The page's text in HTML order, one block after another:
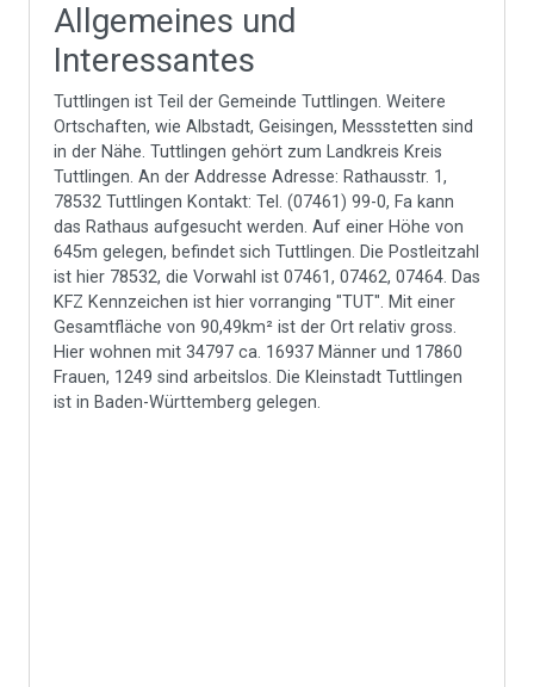
Allgemeines und
Interessantes
Tuttlingen ist Teil der Gemeinde Tuttlingen. Weitere
Ortschaften, wie Albstadt, Geisingen, Messstetten sind
in der Nähe. Tuttlingen gehört zum Landkreis Kreis
Tuttlingen. An der Addresse Adresse: Rathausstr. 1,
78532 Tuttlingen Kontakt: Tel. (07461) 99-0, Fa kann
das Rathaus aufgesucht werden. Auf einer Höhe von
645m gelegen, befindet sich Tuttlingen. Die Postleitzahl
ist hier 78532, die Vorwahl ist 07461, 07462, 07464. Das
KFZ Kennzeichen ist hier vorranging "TUT". Mit einer
Gesamtfläche von 90,49km² ist der Ort relativ gross.
Hier wohnen mit 34797 ca. 16937 Männer und 17860
Frauen, 1249 sind arbeitslos. Die Kleinstadt Tuttlingen
ist in Baden-Württemberg gelegen.